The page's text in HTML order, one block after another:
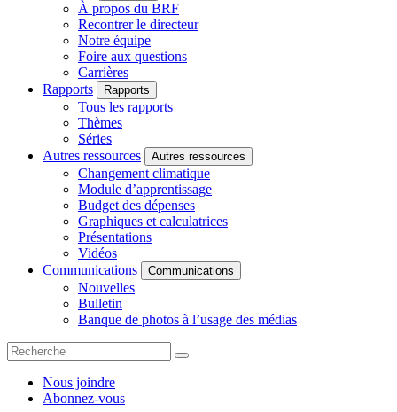
À propos du BRF
Recontrer le directeur
Notre équipe
Foire aux questions
Carrières
Rapports
Rapports
Tous les rapports
Thèmes
Séries
Autres ressources
Autres ressources
Changement climatique
Module d’apprentissage
Budget des dépenses
Graphiques et calculatrices
Présentations
Vidéos
Communications
Communications
Nouvelles
Bulletin
Banque de photos à l’usage des médias
Nous joindre
Abonnez-vous